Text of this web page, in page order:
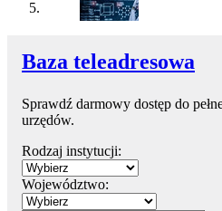
Baza teleadresowa
Sprawdź darmowy dostęp do
urzędów.
Rodzaj instytucji:
Województwo: